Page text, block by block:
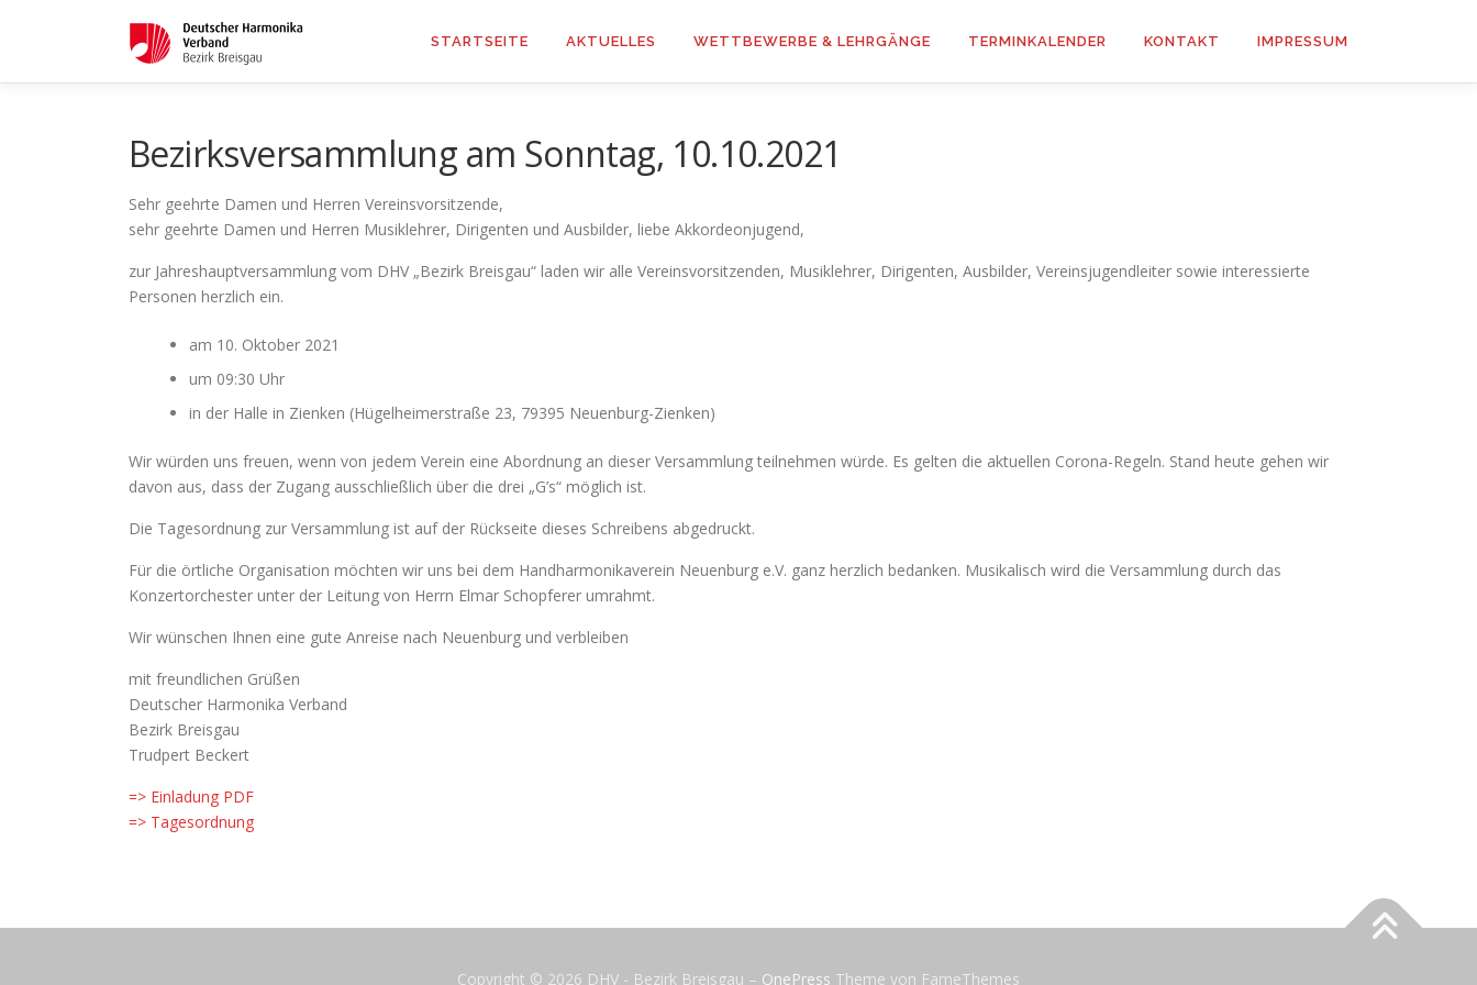
STARTSEITE AKTUELLES WETTBEWERBE & LEHRGÄNGE TERMINKALENDER KONTAKT IMPRESSUM
Bezirksversammlung am Sonntag, 10.10.2021
Sehr geehrte Damen und Herren Vereinsvorsitzende,
sehr geehrte Damen und Herren Musiklehrer, Dirigenten und Ausbilder, liebe Akkordeonjugend,
zur Jahreshauptversammlung vom DHV „Bezirk Breisgau“ laden wir alle Vereinsvorsitzenden, Musiklehrer, Dirigenten, Ausbilder, Vereinsjugendleiter sowie interessierte
Personen herzlich ein.
am 10. Oktober 2021
um 09:30 Uhr
in der Halle in Zienken (Hügelheimerstraße 23, 79395 Neuenburg-Zienken)
Wir würden uns freuen, wenn von jedem Verein eine Abordnung an dieser Versammlung teilnehmen würde. Es gelten die aktuellen Corona-Regeln. Stand heute gehen wir
davon aus, dass der Zugang ausschließlich über die drei „G’s“ möglich ist.
Die Tagesordnung zur Versammlung ist auf der Rückseite dieses Schreibens abgedruckt.
Für die örtliche Organisation möchten wir uns bei dem Handharmonikaverein Neuenburg e.V. ganz herzlich bedanken. Musikalisch wird die Versammlung durch das
Konzertorchester unter der Leitung von Herrn Elmar Schopferer umrahmt.
Wir wünschen Ihnen eine gute Anreise nach Neuenburg und verbleiben
mit freundlichen Grüßen
Deutscher Harmonika Verband
Bezirk Breisgau
Trudpert Beckert
=> Einladung PDF
=> Tagesordnung
Copyright © 2026 DHV - Bezirk Breisgau – OnePress Theme von FameThemes